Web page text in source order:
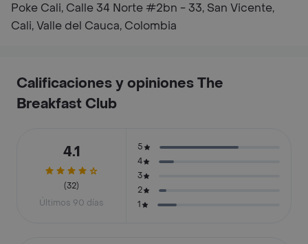
Poke Cali, Calle 34 Norte #2bn - 33, San Vicente,
Cali, Valle del Cauca, Colombia
Calificaciones y opiniones The
Breakfast Club
4.1
(32)
Últimos 90 días
5
4
3
2
1